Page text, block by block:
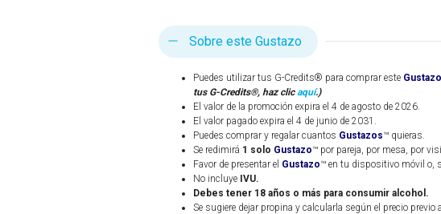
Sobre este Gustazo
Puedes utilizar tus G-Credits® para comprar este Gustazo
tus G-Credits®, haz clicaquí.)
El valor de la promoción expira el 4 de agosto de 2026.
El valor pagado expira el 4 de junio de 2031.
Puedes comprar y regalar cuantos Gustazos™ quieras.
Se redimirá 1 solo Gustazo™ por pareja, por mesa, por
Favor de presentar el Gustazo™ en tu dispositivo móvil o,
No incluye IVU.
Debes tener 18 años o más para consumir alcohol.
Se sugiere dejar propina y calcularla según el precio previo